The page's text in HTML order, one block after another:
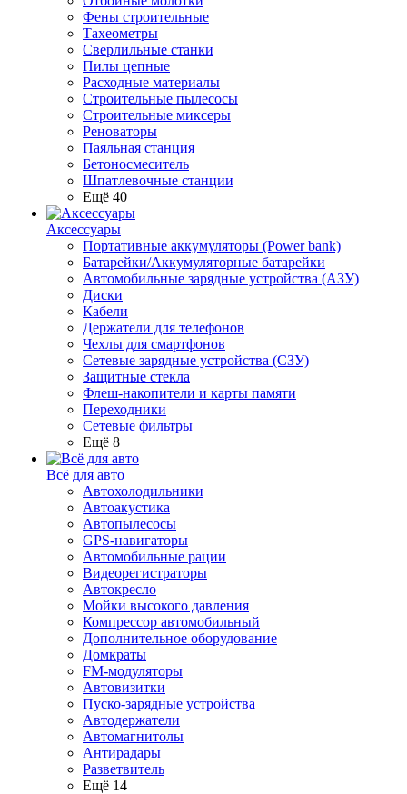
Фены строительные
Тахеометры
Сверлильные станки
Пилы цепные
Расходные материалы
Строительные пылесосы
Строительные миксеры
Реноваторы
Паяльная станция
Бетоносмеситель
Шпатлевочные станции
Ещё 40
Аксессуары
Портативные аккумуляторы (Power bank)
Батарейки/Аккумуляторные батарейки
Автомобильные зарядные устройства (АЗУ)
Диски
Кабели
Держатели для телефонов
Чехлы для смартфонов
Сетевые зарядные устройства (СЗУ)
Защитные стекла
Флеш-накопители и карты памяти
Переходники
Сетевые фильтры
Ещё 8
Всё для авто
Автохолодильники
Автоакустика
Автопылесосы
GPS-навигаторы
Автомобильные рации
Видеорегистраторы
Автокресло
Мойки высокого давления
Компрессор автомобильный
Дополнительное оборудование
Домкраты
FM-модуляторы
Автовизитки
Пуско-зарядные устройства
Автодержатели
Автомагнитолы
Антирадары
Разветвитель
Ещё 14